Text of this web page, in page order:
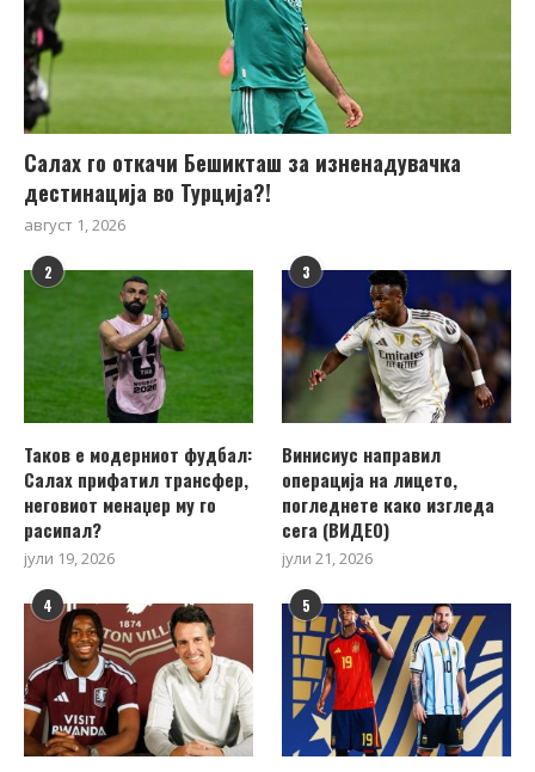
Салах го откачи Бешикташ за изненадувачка
дестинација во Турција?!
август 1, 2026
2
Таков е модерниот фудбал:
Салах прифатил трансфер,
неговиот менаџер му го
расипал?
јули 19, 2026
3
Винисиус направил
операција на лицето,
погледнете како изгледа
сега (ВИДЕО)
јули 21, 2026
4 5